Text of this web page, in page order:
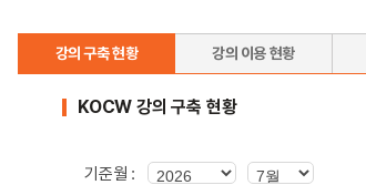
강의 구축 현황 강의 이용 현황
KOCW 강의 구축 현황
기준월 :